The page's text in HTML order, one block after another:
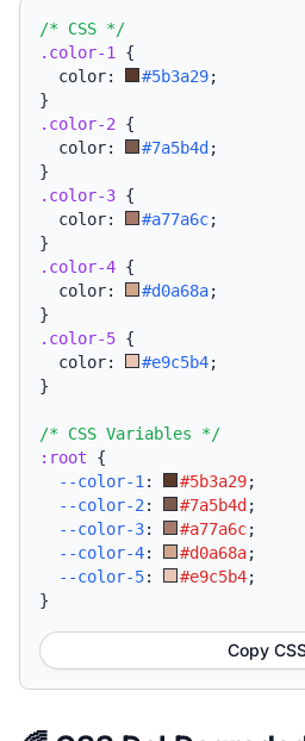
/* CSS */
.color-1
{
  color:
#5b3a29;
}
.color-2 {
  color:
#7a5b4d ;
}
.color-3 {
  color:
#a77a6c;
}
.color-4 {
  color:
#d0a68a;
}
.color-5 {
  color:
#e9c5b4;
}
/* CSS Variables */
:root {
--color-1 : #5b3a29;
--color-2 : #7a5b4d ;
--color-3: #a77a6c;
--color-4: #d0a68a;
--color-5: #e9c5b4;
}
Copy